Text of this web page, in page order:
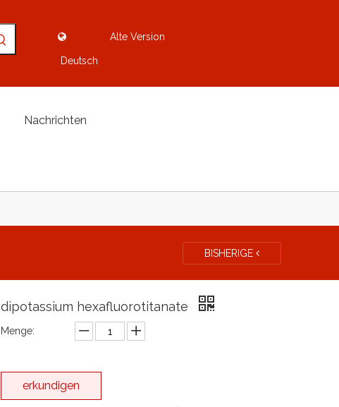
Deutsch
Alte Version
Nachrichten
BISHERIGE
dipotassium hexafluorotitanate
Menge:
erkundigen